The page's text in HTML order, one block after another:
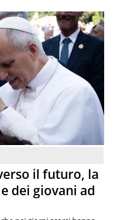
il futuro, la
dei giovani ad